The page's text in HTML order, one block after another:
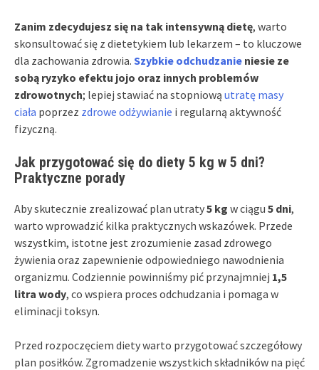
Zanim zdecydujesz się na tak intensywną dietę, warto
skonsultować się z dietetykiem lub lekarzem – to kluczowe
dla zachowania zdrowia. Szybkie odchudzanie niesie ze
sobą ryzyko efektu jojo oraz innych problemów
zdrowotnych; lepiej stawiać na stopniową utratę masy
ciała poprzez zdrowe odżywianie i regularną aktywność
fizyczną.
Jak przygotować się do diety 5 kg w 5 dni?
Praktyczne porady
Aby skutecznie zrealizować plan utraty5 kg w ciągu 5 dni,
warto wprowadzić kilka praktycznych wskazówek. Przede
wszystkim, istotne jest zrozumienie zasad zdrowego
żywienia oraz zapewnienie odpowiedniego nawodnienia
organizmu. Codziennie powinniśmy pić przynajmniej 1,5
litra wody, co wspiera proces odchudzania i pomaga w
eliminacji toksyn.
Przed rozpoczęciem diety warto przygotować szczegółowy
plan posiłków. Zgromadzenie wszystkich składników na pięć